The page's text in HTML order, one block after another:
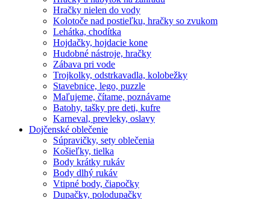
Hračky nielen do vody
Kolotoče nad postieľku, hračky so zvukom
Lehátka, chodítka
Hojdačky, hojdacie kone
Hudobné nástroje, hračky
Zábava pri vode
Trojkolky, odstrkavadla, kolobežky
Stavebnice, lego, puzzle
Maľujeme, čítame, poznávame
Batohy, tašky pre deti, kufre
Karneval, prevleky, oslavy
Dojčenské oblečenie
Súpravičky, sety oblečenia
Košieľky, tielka
Body krátky rukáv
Body dlhý rukáv
Vtipné body, čiapočky
Dupačky, polodupačky